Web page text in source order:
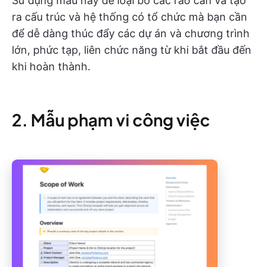
ra cấu trúc và hệ thống có tổ chức mà bạn cần
để dễ dàng thúc đẩy các dự án và chương trình
lớn, phức tạp, liên chức năng từ khi bắt đầu đến
khi hoàn thành.
2. Mẫu phạm vi công việc